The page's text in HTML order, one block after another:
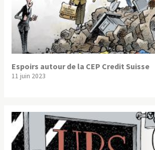
Espoirs autour de la CEP Credit Suisse
11 juin 2023